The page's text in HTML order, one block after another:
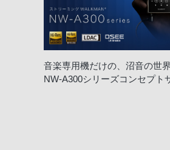
音楽専用機だけの、沼音の世界
NW-A300シリーズコンセプト